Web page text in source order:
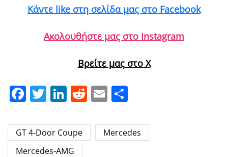
Κάντε like στη σελίδα μας στο Facebook
Ακολουθήστε μας στο Instagram
Βρείτε μας στο X
Facebook
Twitter
LinkedIn
Reddit
Email
GT 4-Door Coupe
Mercedes
Mercedes-AMG